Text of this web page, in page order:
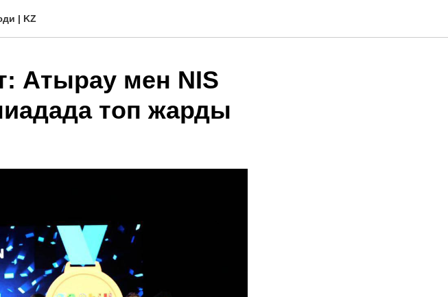
| KZ
Атырау мен NIS
топ жарды